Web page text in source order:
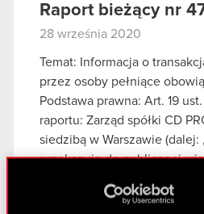
Raport bieżący nr
28 września 2020
Temat: Informacja o
przez osoby pełniące
Podstawa prawna: Art. 19
raportu: Zarząd spółki CD
siedzibą w Warszawie (dalej:
przekazuje do publicznej